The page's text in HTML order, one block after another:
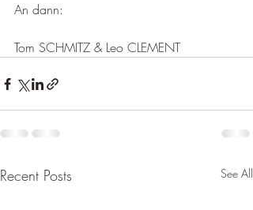
An dann:
Tom SCHMITZ & Leo CLEMENT
Recent Posts See All